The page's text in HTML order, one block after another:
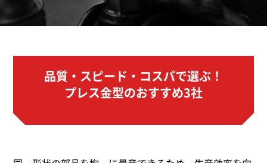
品質・スピード・コスパで選ぶ！
プレス金型のおすすめ3社